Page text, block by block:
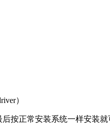
）
按正常安装系统一样安装就